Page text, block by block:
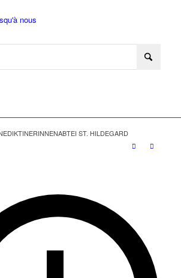
nous
ST. HILDEGARD